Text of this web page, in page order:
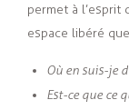
permet à l’esprit
espace libéré
Où en suis-je
Est-ce que ce